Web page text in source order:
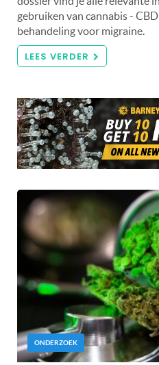
gebruiken van cannabis -
behandeling voor migraine.
LEES VERDER
ONDERZOEK